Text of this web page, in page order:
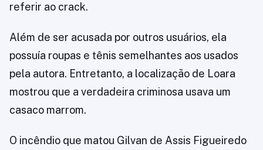
referir ao crack.
Além de ser acusada por outros usuários, ela
possuía roupas e tênis semelhantes aos usados
pela autora. Entretanto, a localização de Loara
mostrou que a verdadeira criminosa usava um
casaco marrom.
O incêndio que matou Gilvan de Assis Figueiredo